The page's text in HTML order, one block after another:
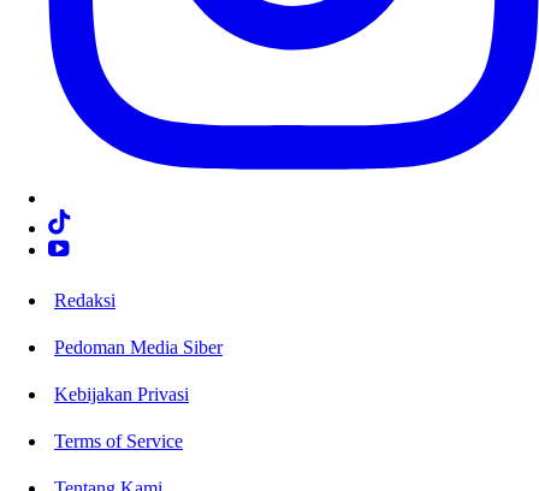
Redaksi
Pedoman Media Siber
Kebijakan Privasi
Terms of Service